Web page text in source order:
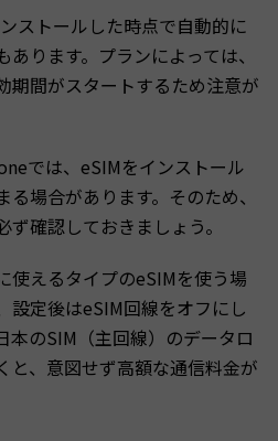
ストールした時点で自動的に
ります。プランによっては、
期間がスタートするため注意が
では、eSIMをインストール
場合があります。そのため、
確認しておきましょう。
使えるタイプのeSIMを使う場
設定後はeSIM回線をオフにし
本のSIM（主回線）のデータロ
と、意図せず高額な通信料金が